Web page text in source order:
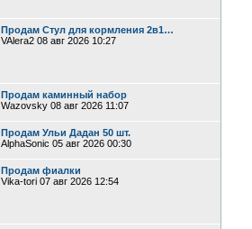
Продам Стул для кормления 2в1…
VAlera2 08 авг 2026 10:27
Продам каминный набор
Wazovsky 08 авг 2026 11:07
Продам Ульи Дадан 50 шт.
AlphaSonic 05 авг 2026 00:30
Продам фиалки
Vika-tori 07 авг 2026 12:54